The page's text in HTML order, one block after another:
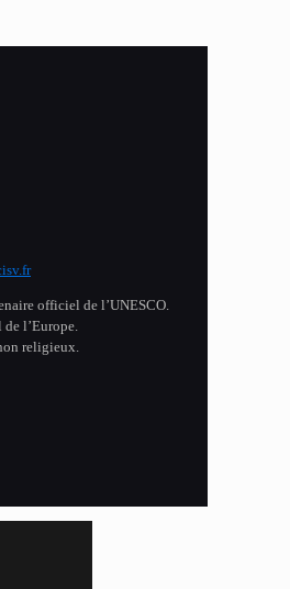
officiel de l’UNESCO.
l’Europe.
religieux.